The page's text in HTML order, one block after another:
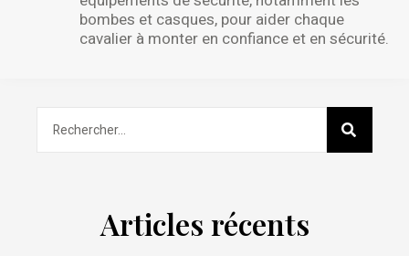
bombes et casques, pour aider chaque
cavalier à monter en confiance et en sécurité.
Articles récents